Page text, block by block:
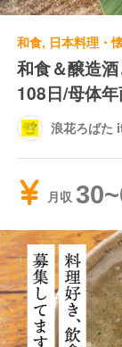
和食＆醸造
108日/母体年
浪花ろばた
月収